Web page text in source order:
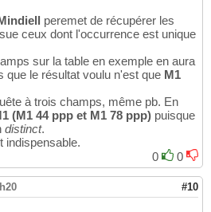
peremet de récupérer les
ceux dont l'occurrence est unique
sur la table en exemple en aura
que le résultat voulu n'est que M1
à trois champs, même pb. En
(M1 44 ppp et M1 78 ppp) puisque
distinct.
indispensable.
0
0
#10